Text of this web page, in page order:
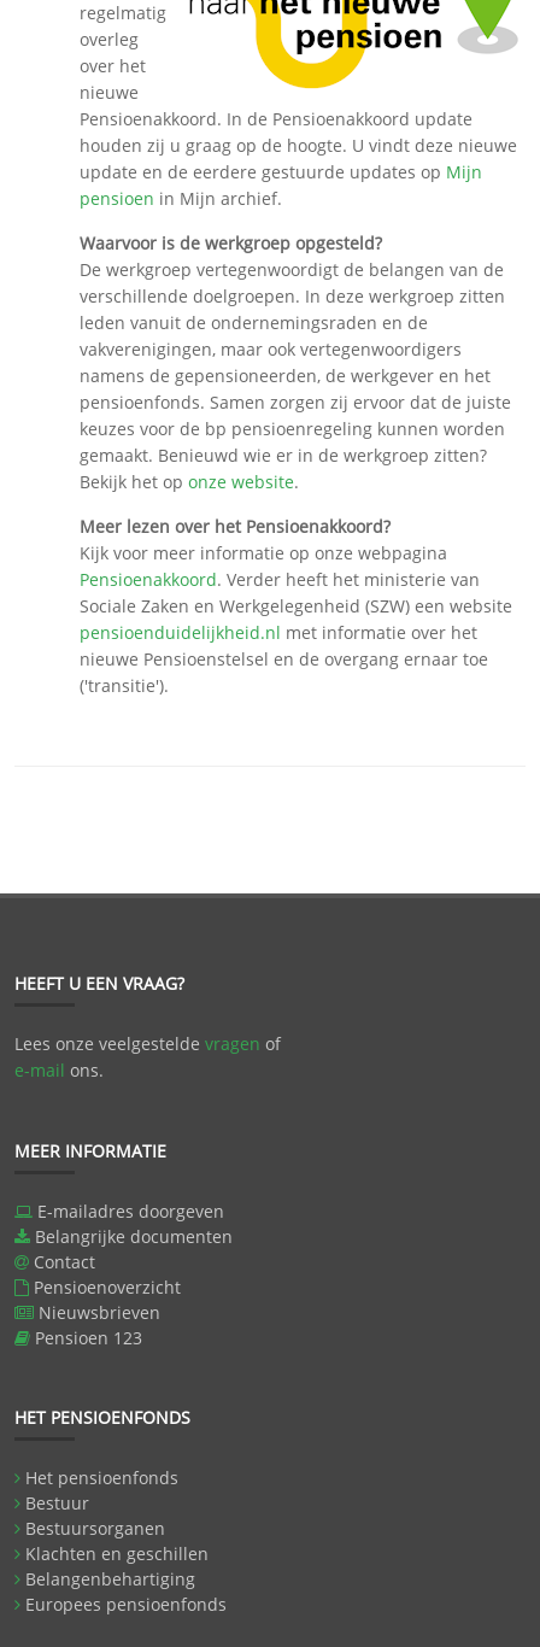
regelmatig
overleg
over het
nieuwe
Pensioenakkoord. In de Pensioenakkoord update
houden zij u graag op de hoogte. U vindt deze nieuwe
update en de eerdere gestuurde updates op Mijn
pensioen in Mijn archief.
Waarvoor is de werkgroep opgesteld?
De werkgroep vertegenwoordigt de belangen van de
verschillende doelgroepen. In deze werkgroep zitten
leden vanuit de ondernemingsraden en de
vakverenigingen, maar ook vertegenwoordigers
namens de gepensioneerden, de werkgever en het
pensioenfonds. Samen zorgen zij ervoor dat de juiste
keuzes voor de bp pensioenregeling kunnen worden
gemaakt. Benieuwd wie er in de werkgroep zitten?
Bekijk het op onze website.
Meer lezen over het Pensioenakkoord?
Kijk voor meer informatie op onze webpagina
Pensioenakkoord. Verder heeft het ministerie van
Sociale Zaken en Werkgelegenheid (SZW) een website
pensioenduidelijkheid.nl met informatie over het
nieuwe Pensioenstelsel en de overgang ernaar toe
('transitie').
HEEFT U EEN VRAAG?
Lees onze veelgestelde vragen of
e-mail ons.
MEER INFORMATIE
E-mailadres doorgeven
Belangrijke documenten
Contact
Pensioenoverzicht
Nieuwsbrieven
Pensioen 123
HET PENSIOENFONDS
Het pensioenfonds
Bestuur
Bestuursorganen
Klachten en geschillen
Belangenbehartiging
Europees pensioenfonds